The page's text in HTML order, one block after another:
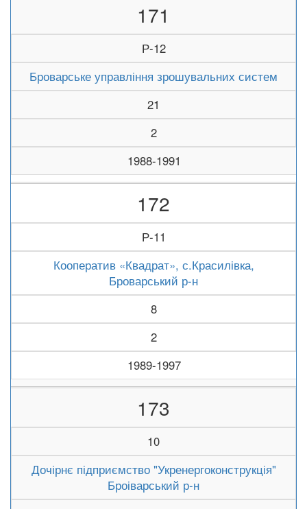
171
Р-12
Броварське управління зрошувальних систем
21
2
1988-1991
172
Р-11
Кооператив «Квадрат», с.Красилівка,
Броварський р-н
8
2
1989-1997
173
10
Дочірнє підприємство "Укренергоконструкція"
Броіварський р-н